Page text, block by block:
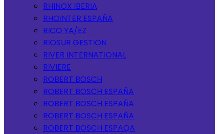
RHINOX IBERIA
RHOINTER ESPAÑA
RICO YA/EZ
RIOSUR GESTION
RIVER INTERNATIONAL
RIVIERE
ROBERT BOSCH
ROBERT BOSCH ESPAÑA
ROBERT BOSCH ESPAÑA
ROBERT BOSCH ESPAÑA
ROBERT BOSCH ESPAQA